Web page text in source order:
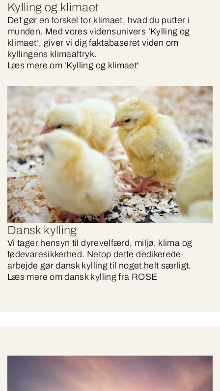
Kylling og klimaet
Det gør en forskel for klimaet, hvad du putter i
munden. Med vores vidensunivers ’Kylling og
klimaet’, giver vi dig faktabaseret viden om
kyllingens klimaaftryk.
Læs mere om 'Kylling og klimaet'
Dansk kylling
Vi tager hensyn til dyrevelfærd, miljø, klima og
fødevaresikkerhed. Netop dette dedikerede
arbejde gør dansk kylling til noget helt særligt.
Læs mere om dansk kylling fra ROSE